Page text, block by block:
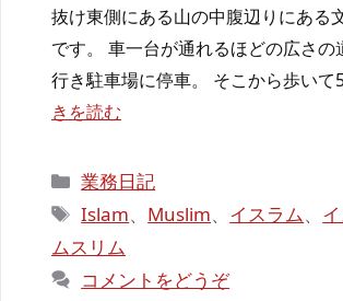
抜け東側にある山の中腹辺りにある
です。 車一台が通れるほどの広さの
行き駐車場に停車。 そこから歩い
きを読む
カ
テ
リ
ー
業務日記
タ
グ
Islam、 Muslim、 イスラム、
ムスリム
コメントをどうぞ